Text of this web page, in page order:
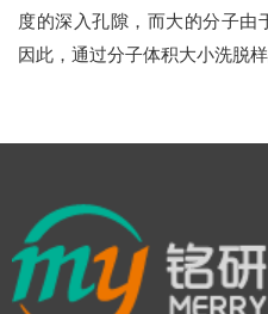
度的深入孔隙，而大的分子由
因此，通过分子体积大小洗脱